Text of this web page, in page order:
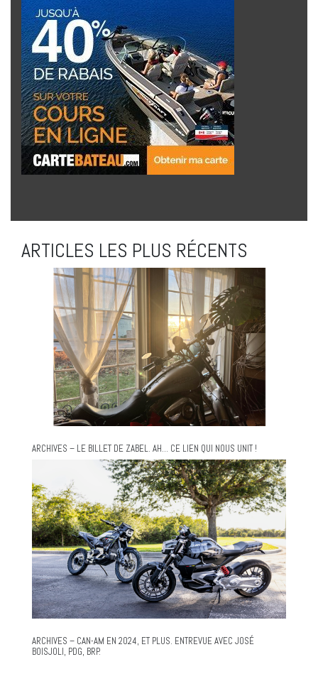
ARTICLES LES PLUS RÉCENTS
ARCHIVES – LE BILLET DE ZABEL. AH… CE LIEN QUI NOUS UNIT !
ARCHIVES – CAN-AM EN 2024, ET PLUS. ENTREVUE AVEC JOSÉ
BOISJOLI, PDG, BRP.